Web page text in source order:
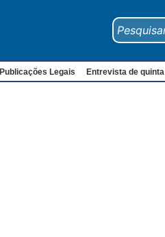
Publicações Legais Entrevista de quinta